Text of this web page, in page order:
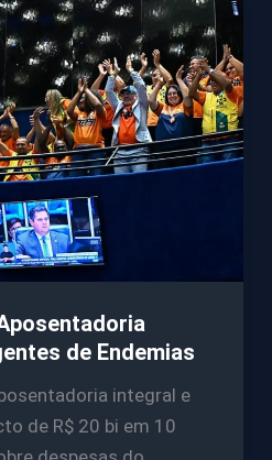
de Endemias
integral e
de R$ 20 bi em 10